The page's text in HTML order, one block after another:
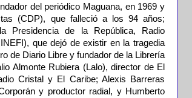
del periódico Maguana, en 1969 y
(CDP), que falleció a los 94 años;
Presidencia de la República, Radio
que dejó de existir en la tragedia
de Diario Libre y fundador de la Librería
Almonte Rubiera (Lalo), director de El
Cristal y El Caribe; Alexis Barreras
y productor radial, y Humberto